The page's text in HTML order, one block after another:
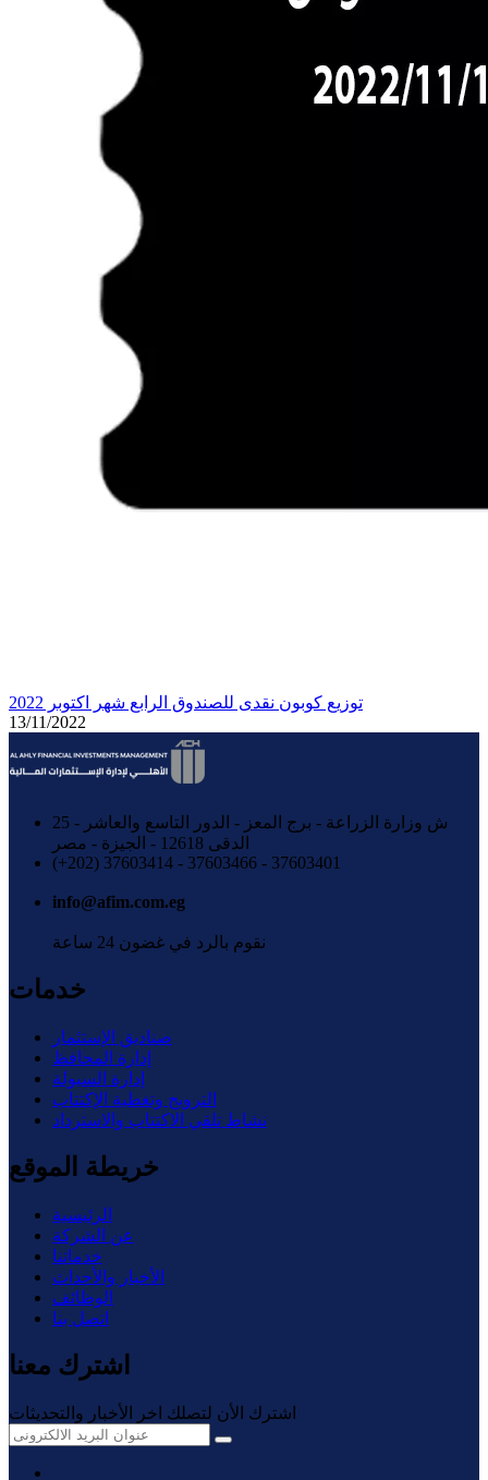
توزيع كوبون نقدى للصندوق الرابع شهر اكتوبر 2022
13/11/2022
25 ش وزارة الزراعة - برج المعز - الدور التاسع والعاشر -
الدقى 12618 - الجيزة - مصر
37603401 - 37603466 - 37603414 (202+)
info@afim.com.eg
نقوم بالرد في غضون 24 ساعة
خدمات
صناديق الإستثمار
إدارة المحافظ
إدارة السيولة
الترويج وتغطية الإكتتاب
نشاط تلقي الاكتتاب والاسترداد
خريطة الموقع
الرئيسية
عن الشركة
خدماتنا
الأخبار والأحداث
الوظائف
اتصل بنا
اشترك معنا
اشترك الأن لتصلك اخر الأخبار والتحديثات